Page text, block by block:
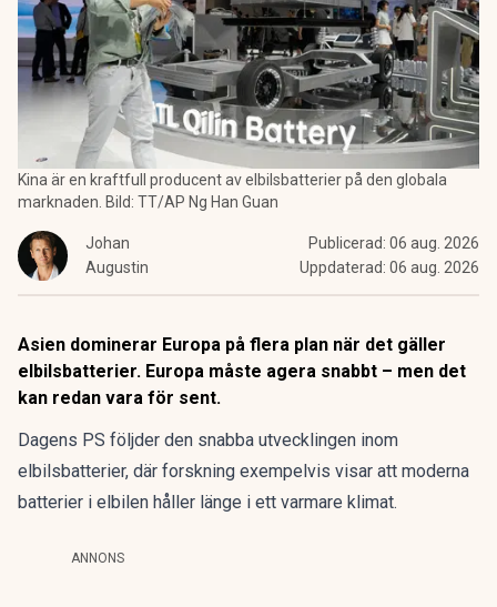
Kina är en kraftfull producent av elbilsbatterier på den globala
marknaden. Bild: TT/AP Ng Han Guan
Johan
Augustin
Publicerad: 06 aug. 2026
Uppdaterad: 06 aug. 2026
Asien dominerar Europa på flera plan när det gäller
elbilsbatterier. Europa måste agera snabbt – men det
kan redan vara för sent.
Dagens PS följder den snabba utvecklingen inom
elbilsbatterier, där forskning exempelvis visar att moderna
batterier i elbilen håller länge i ett varmare klimat.
ANNONS